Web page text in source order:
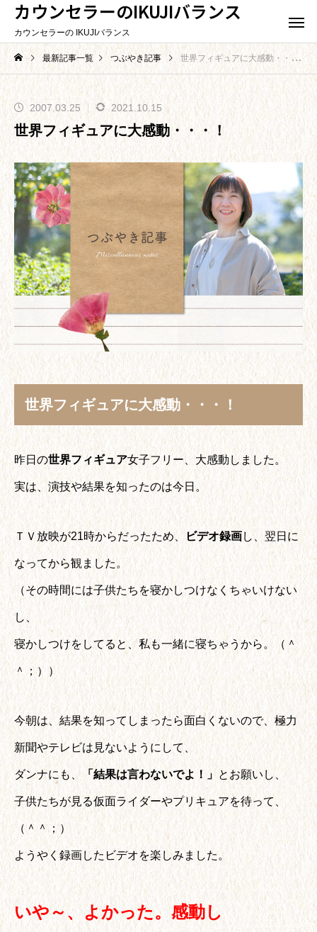
カウンセラーのIKUJIバランス
カウンセラーの IKUJIバランス
最新記事一覧 つぶやき記事 世界フィギュアに大感動・・・！
2007.03.25 2021.10.15
世界フィギュアに大感動・・・！
世界フィギュアに大感動・・・！
昨日の世界フィギュア女子フリー、大感動しました。
実は、演技や結果を知ったのは今日。
ＴＶ放映が21時からだったため、 ビデオ録画し、翌日に
なってから観ました。
（その時間には子供たちを寝かしつけなくちゃいけない
し、
寝かしつけをしてると、私も一緒に寝ちゃうから。（＾
＾；））
今朝は、結果を知ってしまったら面白くないので、極力
新聞やテレビは見ないようにして、
ダンナにも、 「結果は言わないでよ！」 とお願いし、
子供たちが見る仮面ライダーやプリキュアを待って、
（＾＾；）
ようやく録画したビデオを楽しみました。
いや～、よかった。感動し